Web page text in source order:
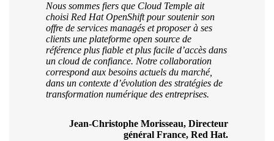
Nous sommes fiers que Cloud Temple ait
choisi Red Hat OpenShift pour soutenir son
offre de services managés et proposer à ses
clients une plateforme open source de
référence plus fiable et plus facile d’accès dans
un cloud de confiance. Notre collaboration
correspond aux besoins actuels du marché,
dans un contexte d’évolution des stratégies de
transformation numérique des entreprises.
Jean-Christophe Morisseau, Directeur
général France, Red Hat.